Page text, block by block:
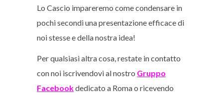
Lo Cascio impareremo come condensare in
pochi secondi una presentazione efficace di
noi stesse e della nostra idea!
Per qualsiasi altra cosa, restate in contatto
con noi iscrivendovi al nostro Gruppo
Facebookdedicato a Roma o ricevendo